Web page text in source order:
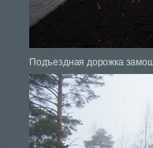
Подъездная дорожка